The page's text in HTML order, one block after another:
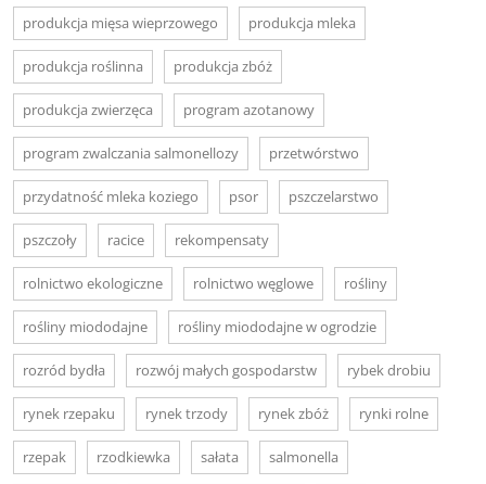
produkcja mięsa wieprzowego produkcja mleka
produkcja roślinna produkcja zbóż
produkcja zwierzęca program azotanowy
program zwalczania salmonellozy przetwórstwo
przydatność mleka koziego psor pszczelarstwo
pszczoły racice rekompensaty
rolnictwo ekologiczne rolnictwo węglowe rośliny
rośliny miododajne rośliny miododajne w ogrodzie
rozród bydła rozwój małych gospodarstw rybek drobiu
rynek rzepaku rynek trzody rynek zbóż rynki rolne
rzepak rzodkiewka sałata salmonella